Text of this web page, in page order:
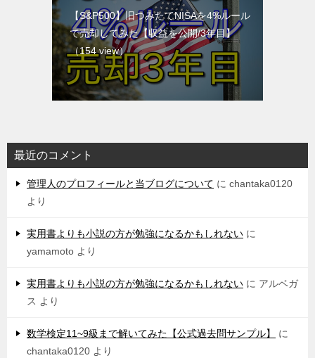
【S&P500】旧つみたてNISAを4%ルール
で売却してみた【収益を公開/3年目】
（154 view）
最近のコメント
管理人のプロフィールと当ブログについて に chantaka0120
より
実用書よりも小説の方が勉強になるかもしれない に
yamamoto より
実用書よりも小説の方が勉強になるかもしれない に アルベガ
ス より
数学検定11~9級まで解いてみた【公式過去問サンプル】
に
chantaka0120 より